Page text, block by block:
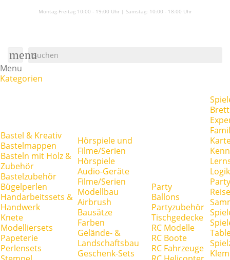
Montag-Freitag 10:00 - 19:00 Uhr | Samstag: 10:00 - 18:00 Uhr
menu
Menu
Kategorien
Bastel & Kreativ
Bastelmappen
Basteln mit Holz &
Zubehör
Bastelzubehör
Bügelperlen
Handarbeitssets &
Handwerk
Knete
Modelliersets
Papeterie
Perlensets
Hörspiele und
Filme/Serien
Hörspiele
Audio-Geräte
Filme/Serien
Modellbau
Airbrush
Bausätze
Farben
Gelände- &
Landschaftsbau
Geschenk-Sets
Party
Ballons
Partyzubehör
Tischgedecke
RC Modelle
RC Boote
RC Fahrzeuge